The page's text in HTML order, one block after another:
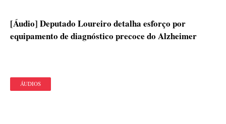
[Áudio] Deputado Loureiro detalha esforço por
equipamento de diagnóstico precoce do Alzheimer
ÁUDIOS